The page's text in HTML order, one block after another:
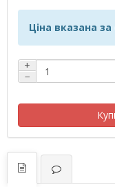
Ціна вказана
+
−